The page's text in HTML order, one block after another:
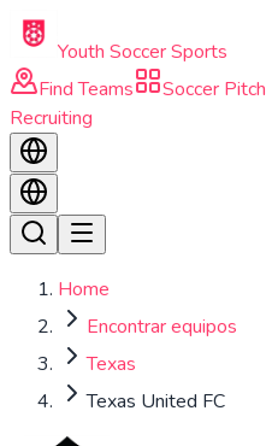
Skip to main content
Youth Soccer Sports
Find Teams
Soccer Pitch
Recruiting
Home
Encontrar equipos
Texas
Texas United FC